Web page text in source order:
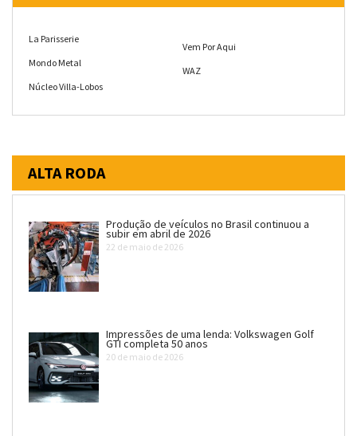
La Parisserie
Mondo Metal
Núcleo Villa-Lobos
Vem Por Aqui
WAZ
ALTA RODA
Produção de veículos no Brasil continuou a
subir em abril de 2026
22 de maio de 2026
Impressões de uma lenda: Volkswagen Golf
GTI completa 50 anos
20 de maio de 2026